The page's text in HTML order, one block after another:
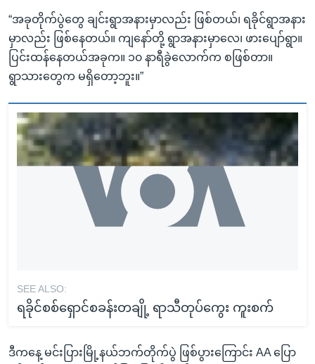
“အခုတိုက်ပွဲတွေ ချင်းရွာအနားမှာလည်း ဖြစ်တယ်၊ ရခိုင်ရွာအနား
မှာလည်း ဖြစ်နေတယ်။ ကျနော်တို့ ရွာအနားမှာလေ၊ ဖားပျော်ရွာ။
ပြင်းထန်နေတယ်အခုက။ ၁၀ နာရီခွဲလောက်က စဖြစ်တာ။
ရွာသားတွေက မရှိတော့ဘူး။”
SEE ALSO:
ရခိုင်စစ်ရှောင်စခန်းတချို့ ရာသီတုပ်ကွေး ကူးစက်
ဒီကနေ့ မင်းပြားမြို့နယ်ဘက်တိုက်ပွဲ ဖြစ်ပွားကြောင်း AA ပြော